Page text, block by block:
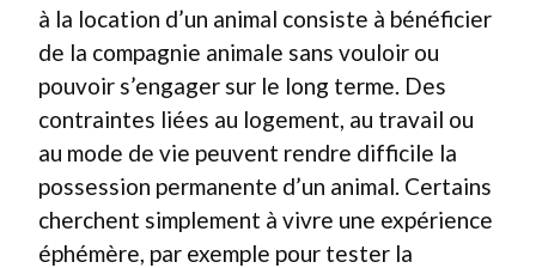
à la location d’un animal consiste à bénéficier
de la compagnie animale sans vouloir ou
pouvoir s’engager sur le long terme. Des
contraintes liées au logement, au travail ou
au mode de vie peuvent rendre difficile la
possession permanente d’un animal. Certains
cherchent simplement à vivre une expérience
éphémère, par exemple pour tester la